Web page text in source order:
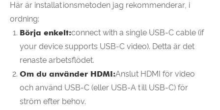
Här är installationsmetoden jag rekommenderar, i
ordning:
Börja enkelt:connect with a single USB-C cable (if
your device supports USB-C video). Detta är det
renaste arbetsflödet.
Om du använder HDMI:Anslut HDMI för video
och använd USB-C (eller USB-A till USB-C) för
ström efter behov.